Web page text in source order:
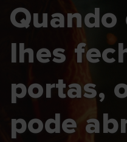
lhes
portas,
pode